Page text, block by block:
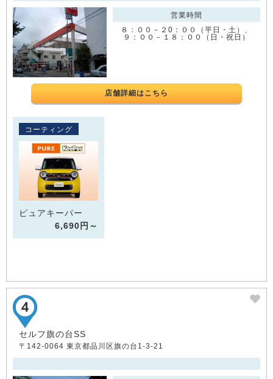
営業時間
８：００－２0：００（平日・土）、
９：００－１８：００（日・祝日）
店舗詳細はこちら
コーティング
ピュアキーパー
6,690円～
セルフ旗の台SS
〒142-0064 東京都品川区旗の台1-3-21